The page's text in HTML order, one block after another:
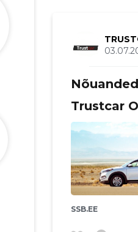
Trustcar
SSB.EE